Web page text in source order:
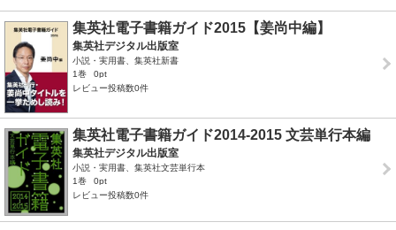
集英社電子書籍ガイド2015【姜尚中編】
集英社デジタル出版室
小説・実用書、集英社新書
1巻
0pt
レビュー投稿数0件
集英社電子書籍ガイド2014‐2015 文芸単行本編
集英社デジタル出版室
小説・実用書、集英社文芸単行本
1巻
0pt
レビュー投稿数0件